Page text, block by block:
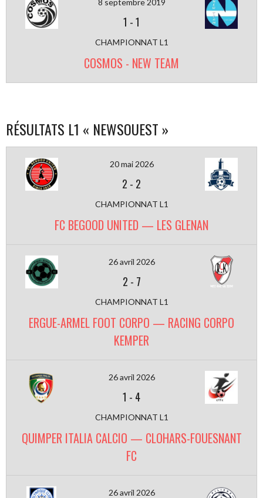
8 septembre 2019
1 -1
CHAMPIONNAT L1
COSMOS - NEW TEAM
RÉSULTATS L1 « NEWSOUEST »
20 mai 2026
2 - 2
CHAMPIONNAT L1
FC BEGOOD UNITED — LES GLENAN
26 avril 2026
2 - 7
CHAMPIONNAT L1
ERGUE-ARMEL FOOT CORPO — RACING CORPO
KEMPER
26 avril 2026
1 - 4
CHAMPIONNAT L1
QUIMPER ITALIA CALCIO — CLOHARS-FOUESNANT
FC
26 avril 2026